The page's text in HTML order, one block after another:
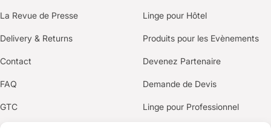
La Revue de Presse
Delivery & Returns
Contact
FAQ
GTC
Privacy Policy
Linge pour Hôtel
Produits pour les Evènements
Devenez Partenaire
Demande de Devis
Linge pour Professionnel